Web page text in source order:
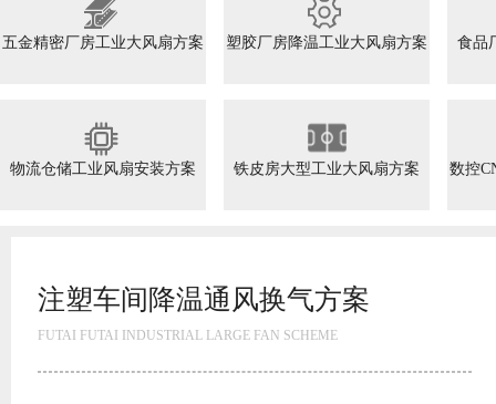
五金精密厂房工业大风扇方案 塑胶厂房降温工业大风扇方案 食品
物流仓储工业风扇安装方案 铁皮房大型工业大风扇方案 数控
注塑车间降温通风换气方案
FUTAI FUTAI INDUSTRIAL LARGE FAN SCHEME